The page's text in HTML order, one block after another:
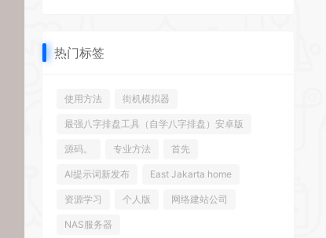
热门标签
使用方法 街机模拟器
最强八字排盘工具（自学八字排盘）安卓版
源码。 专业方法 首先
AI提示词新发布 East Jakarta home
资源学习 个人版 网络建站公司
NAS服务器